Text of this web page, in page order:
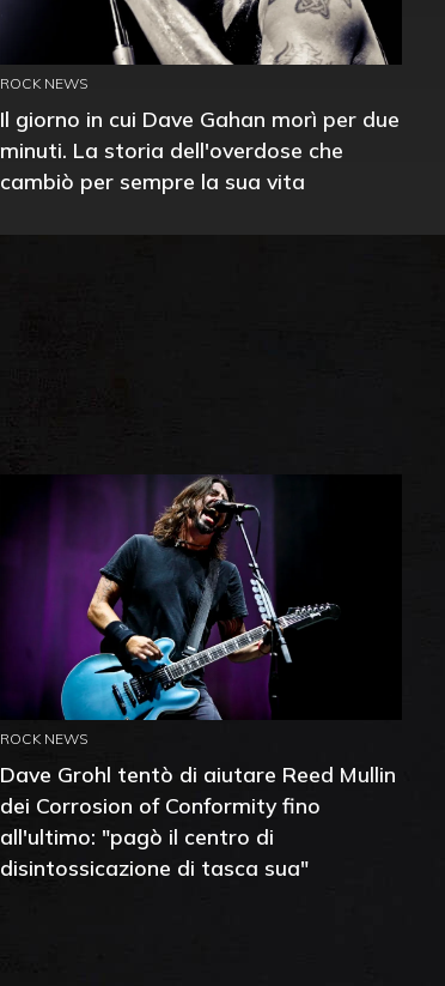
ROCK NEWS
Il giorno in cui Dave Gahan morì per due
minuti. La storia dell'overdose che
cambiò per sempre la sua vita
ROCK NEWS
Dave Grohl tentò di aiutare Reed Mullin
dei Corrosion of Conformity fino
all'ultimo: "pagò il centro di
disintossicazione di tasca sua"